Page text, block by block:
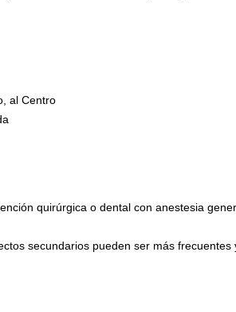
al Centro
quirúrgica o dental con anestesia
secundarios pueden ser más frecuentes